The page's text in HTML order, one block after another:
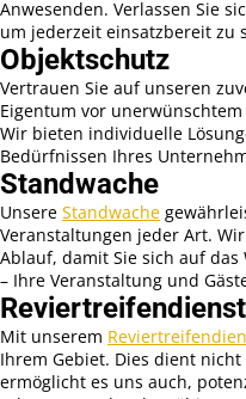
Anwesenden. Verlassen Sie
um jederzeit einsatzbereit zu
Objektschutz
Vertrauen Sie auf unseren
Eigentum vor
Wir bieten individuelle
Bedürfnissen Ihres
Standwache
Unsere Standwache
Veranstaltungen jeder Art.
Ablauf, damit Sie sich auf
– Ihre Veranstaltung und
Reviertreifendienst
Mit unserem
Ihrem Gebiet. Dies dient
ermöglicht es uns auch,